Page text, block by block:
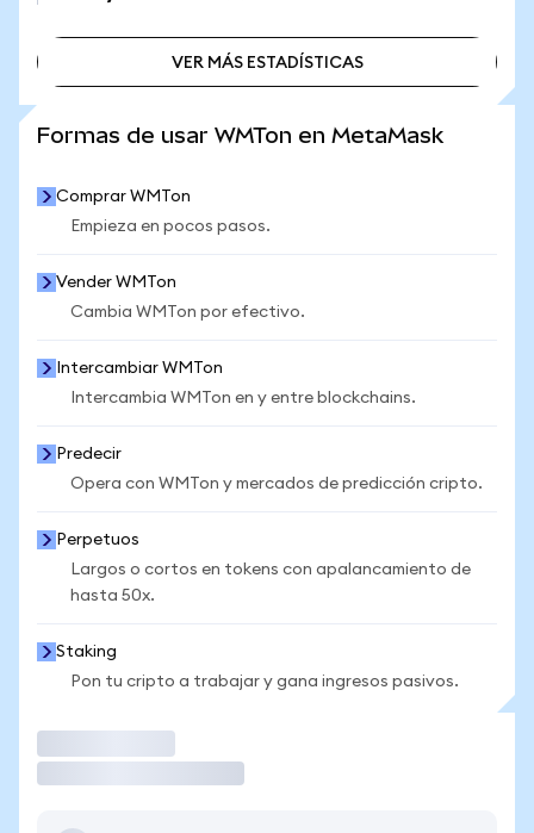
VER MÁS ESTADÍSTICAS
Formas de usar WMTon en MetaMask
Comprar WMTon
Empieza en pocos pasos.
Vender WMTon
Cambia WMTon por efectivo.
Intercambiar WMTon
Intercambia WMTon en y entre blockchains.
Predecir
Opera con WMTon y mercados de predicción cripto.
Perpetuos
Largos o cortos en tokens con apalancamiento de
hasta 50x.
Staking
Pon tu cripto a trabajar y gana ingresos pasivos.